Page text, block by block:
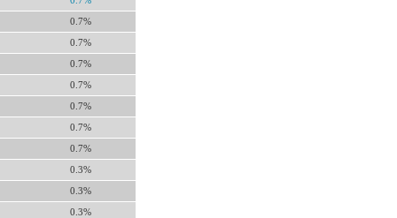
0.7%
0.7%
0.7%
0.7%
0.7%
0.7%
0.7%
0.3%
0.3%
0.3%